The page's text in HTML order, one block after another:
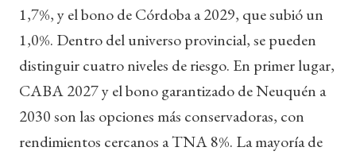
1,7%, y el bono de Córdoba a 2029, que subió un
1,0%. Dentro del universo provincial, se pueden
distinguir cuatro niveles de riesgo. En primer lugar,
CABA 2027 y el bono garantizado de Neuquén a
2030 son las opciones más conservadoras, con
rendimientos cercanos a TNA 8%. La mayoría de